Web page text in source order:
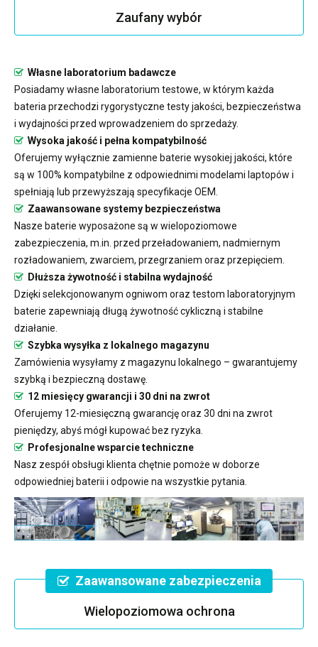
Zaufany wybór
Własne laboratorium badawcze
Posiadamy własne laboratorium testowe, w którym każda
bateria przechodzi rygorystyczne testy jakości, bezpieczeństwa
i wydajności przed wprowadzeniem do sprzedaży.
Wysoka jakość i pełna kompatybilność
Oferujemy wyłącznie zamienne baterie wysokiej jakości, które
są w 100% kompatybilne z odpowiednimi modelami laptopów i
spełniają lub przewyższają specyfikacje OEM.
Zaawansowane systemy bezpieczeństwa
Nasze baterie wyposażone są w wielopoziomowe
zabezpieczenia, m.in. przed przeładowaniem, nadmiernym
rozładowaniem, zwarciem, przegrzaniem oraz przepięciem.
Dłuższa żywotność i stabilna wydajność
Dzięki selekcjonowanym ogniwom oraz testom laboratoryjnym
baterie zapewniają długą żywotność cykliczną i stabilne
działanie.
Szybka wysyłka z lokalnego magazynu
Zamówienia wysyłamy z magazynu lokalnego – gwarantujemy
szybką i bezpieczną dostawę.
12 miesięcy gwarancji i 30 dni na zwrot
Oferujemy 12-miesięczną gwarancję oraz 30 dni na zwrot
pieniędzy, abyś mógł kupować bez ryzyka.
Profesjonalne wsparcie techniczne
Nasz zespół obsługi klienta chętnie pomoże w doborze
odpowiedniej baterii i odpowie na wszystkie pytania.
Zaawansowane zabezpieczenia
Wielopoziomowa ochrona